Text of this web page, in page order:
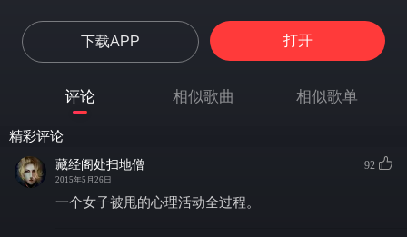
下载APP 打开
评论 相似歌曲 相似歌单
精彩评论
藏经阁处扫地僧
2015年5月26日
92
一个女子被甩的心理活动全过程。